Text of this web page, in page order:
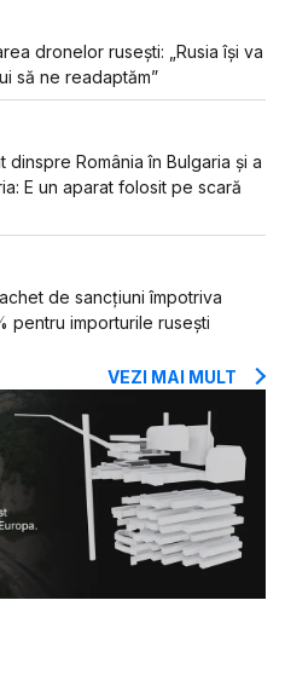
dronelor rusești: „Rusia își va
să ne readaptăm”
dinspre România în Bulgaria și a
E un aparat folosit pe scară
de sancțiuni împotriva
pentru importurile rusești
VEZI MAI MULT